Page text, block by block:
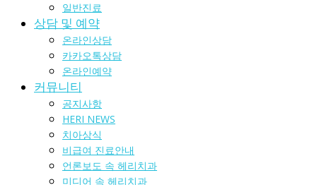
일반진료
상담 및 예약
온라인상담
카카오톡상담
온라인예약
커뮤니티
공지사항
HERI NEWS
치아상식
비급여 진료안내
언론보도 속 헤리치과
미디어 속 헤리치과